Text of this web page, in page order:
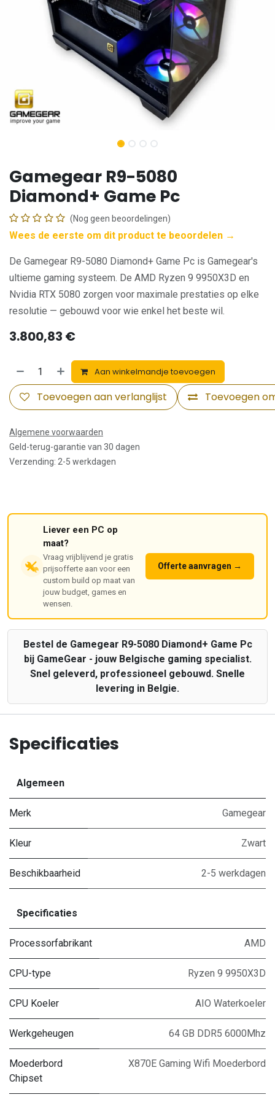
Gamegear R9-5080
Diamond+ Game Pc
(Nog geen beoordelingen)
Wees de eerste om dit product te beoordelen →
De Gamegear R9-5080 Diamond+ Game Pc is Gamegear's
ultieme gaming systeem. De AMD Ryzen 9 9950X3D en
Nvidia RTX 5080 zorgen voor maximale prestaties op elke
resolutie — gebouwd voor wie enkel het beste wil.
3.800,83 €
Aan winkelmandje toevoegen
Toevoegen
Toevoegen aan verlanglijst
Algemene voorwaarden
Geld-terug-garantie van 30 dagen
Verzending: 2-5 werkdagen
Liever een PC op
maat?
Vraag vrijblijvend je gratis
prijsofferte aan voor een
custom build op maat van
jouw budget, games en
wensen.
Offerte aanvragen →
Bestel de Gamegear R9-5080 Diamond+ Game Pc
bij GameGear - jouw Belgische gaming specialist.
Snel geleverd, professioneel gebouwd. Snelle
levering in Belgie.
Specificaties
Algemeen
Merk Gamegear
Kleur Zwart
Beschikbaarheid 2-5 werkdagen
Specificaties
Processorfabrikant AMD
CPU-type Ryzen 9 9950X3D
CPU Koeler AIO Waterkoeler
Werkgeheugen 64 GB DDR5 6000Mhz
Moederbord
Chipset
X870E Gaming Wifi Moederbord